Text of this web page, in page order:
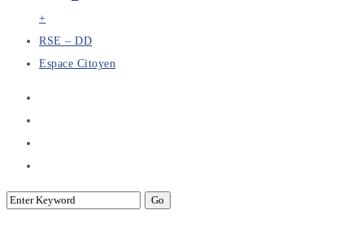
+
RSE – DD
Espace Citoyen